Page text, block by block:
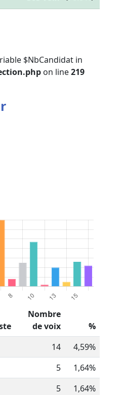
$NbCandidat in
on line219
Nombre
de voix
%
14
4,59%
5
1,64%
5
1,64%